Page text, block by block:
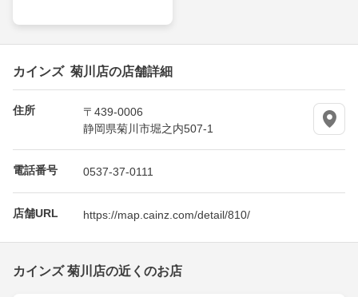
カインズ 菊川店の店舗詳細
住所
〒439-0006
静岡県菊川市堀之内507-1
電話番号 0537-37-0111
店舗URL https://map.cainz.com/detail/810/
カインズ 菊川店の近くのお店